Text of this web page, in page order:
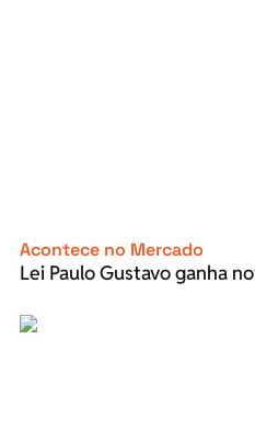
Acontece no Mercado
Lei Paulo Gustavo ganha